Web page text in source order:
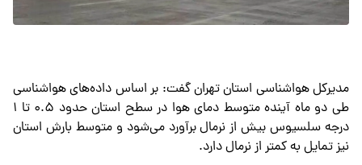
مدیرکل هواشناسی استان تهران گفت: بر اساس داده‌های هواشناسی
طی دو ماه آینده متوسط دمای هوا در سطح استان حدود ۰.۵ تا ۱
درجه سلسیوس بیش از نرمال برآورد می‌شود و متوسط بارش استان
نیز تمایل به کمتر از نرمال دارد.